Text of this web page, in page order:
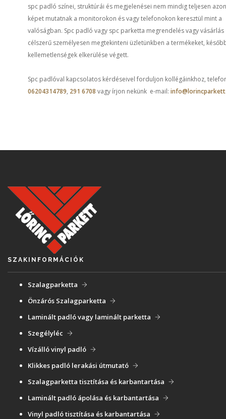
spc padló színei, struktúrái és megjelenései nem mindig teljesen
képet mutatnak a monitorokon és vagy telefonokon keresztül mint a
valóságban. Spc padló vagy spc parketta megrendelés vagy
célszerű személyesen megtekinteni üzletünkben a termékeket,
kellemetlenségek elkerülése végett.
Spc padlóval kapcsolatos kérdéseivel forduljon kollégáinkhoz,
06204314789, 291 6708 vagy írjon nekünk e-mail:
SZAKINFORMÁCIÓK
Szalagparketta
Önzárós Szalagparketta
Laminált padló vagy laminált parketta
Szegélyléc
Vízálló vinyl padló
Klikkes padló lerakási útmutató
Szalagparketta tisztítása és karbantartása
Laminált padló ápolása és karbantartása
Vinyl padló tisztítása és karbantartása